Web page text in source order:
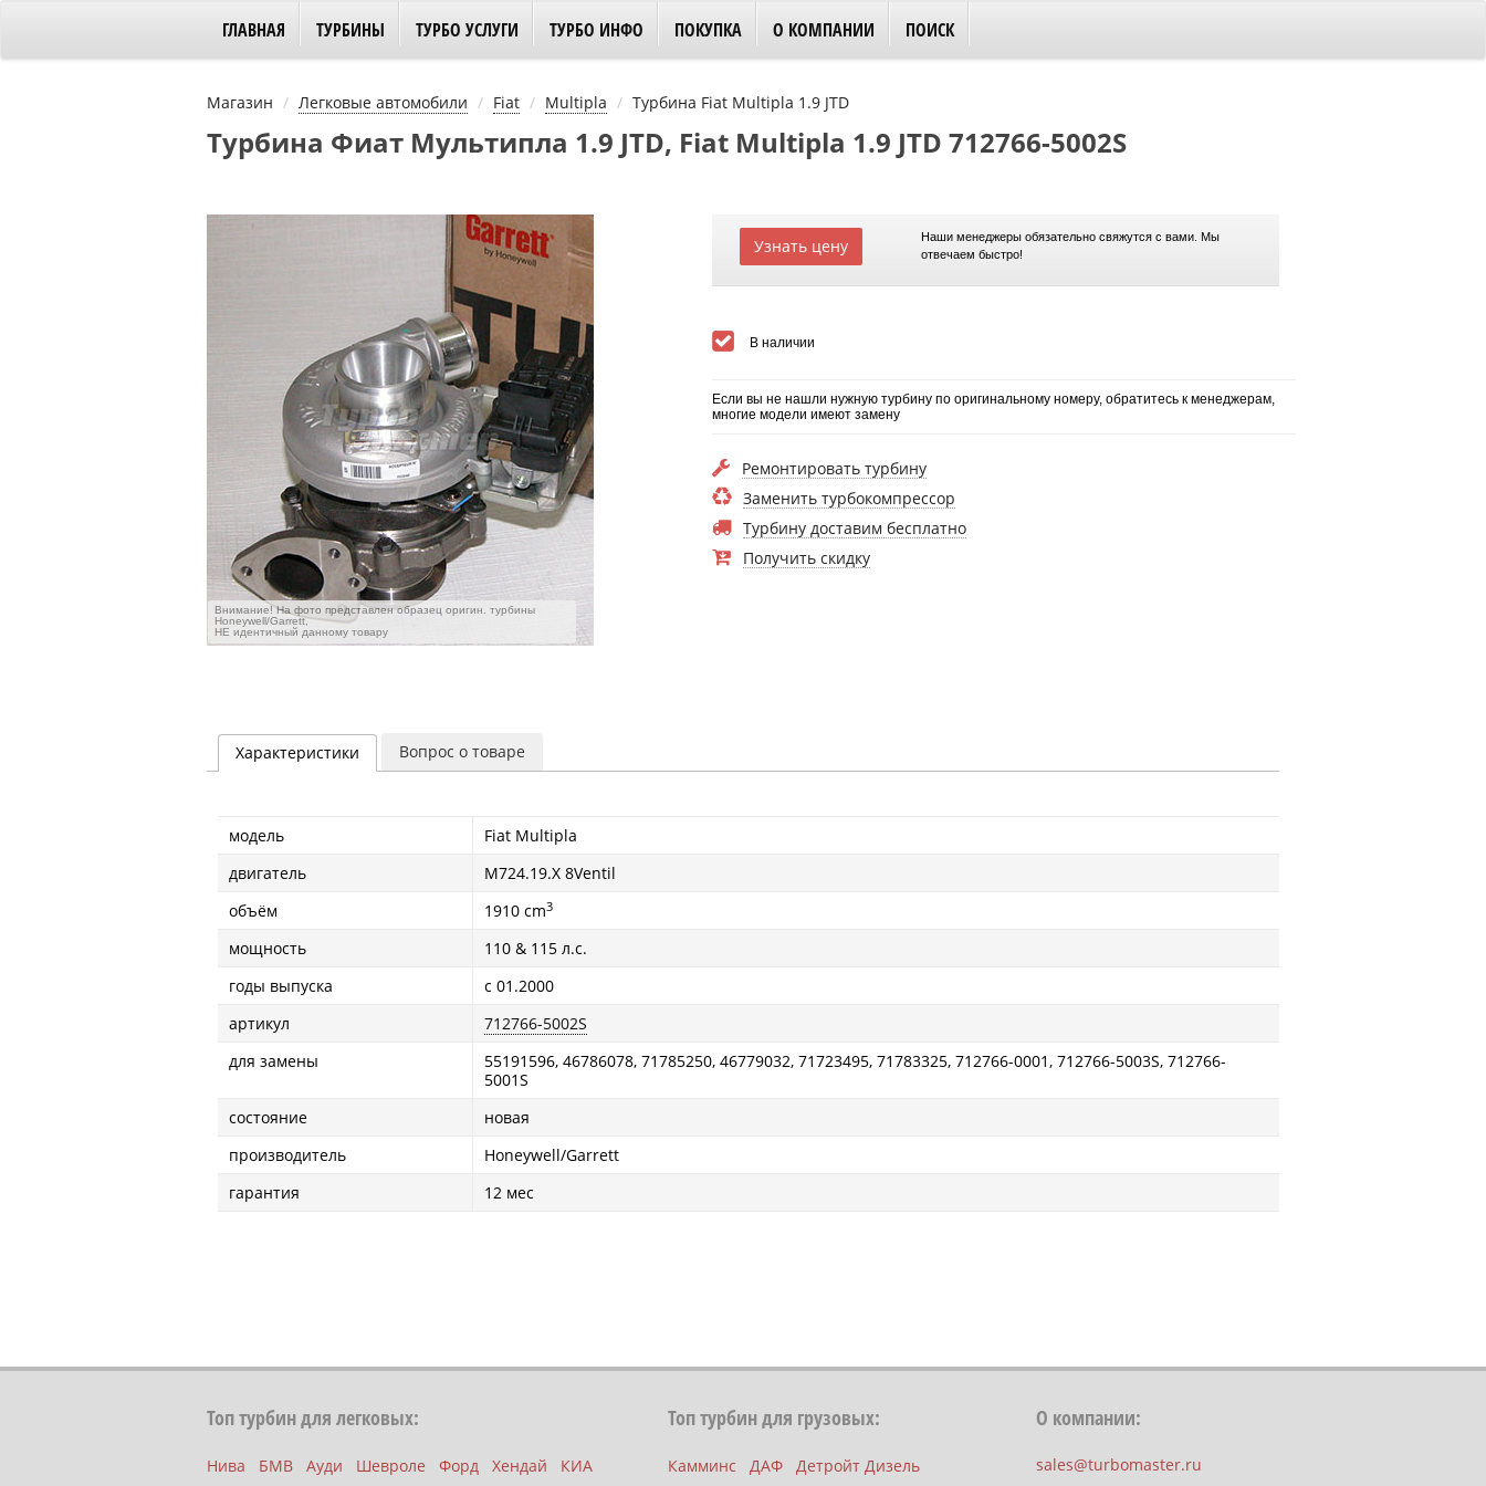
ГЛАВНАЯ ТУРБИНЫ ТУРБО УСЛУГИ ТУРБО ИНФО ПОКУПКА О КОМПАНИИ ПОИСК
Магазин Легковые автомобили Fiat Multipla Турбина Fiat Multipla 1.9 JTD
Турбина Фиат Мультипла 1.9 JTD, Fiat Multipla 1.9 JTD 712766-5002S
Внимание! На фото представлен образец оригин. турбины
Honeywell/Garrett,
НЕ идентичный данному товару
Узнать цену
Наши менеджеры обязательно свяжутся с вами. Мы
отвечаем быстро!
В наличии
Если вы не нашли нужную турбину по оригинальному номеру, обратитесь к менеджерам,
многие модели имеют замену
Ремонтировать турбину
Заменить турбокомпрессор
Турбину доставим бесплатно
Получить скидку
Характеристики Вопрос о товаре
модель
Fiat Multipla
двигатель
M724.19.X 8Ventil
объём
1910 cm3
мощность
110 & 115 л.с.
годы выпуска
с 01.2000
артикул
712766-5002S
для замены
55191596, 46786078, 71785250, 46779032, 71723495, 71783325, 712766-0001, 712766-5003S, 712766-
5001S
состояние
новая
производитель
Honeywell/Garrett
гарантия
12 мес
Топ турбин для легковых:
Нива БМВ Ауди Шевроле Форд Хендай
КИА
Топ турбин для грузовых:
Камминс ДАФ
Детройт Дизель
О компании:
sales@turbomaster.ru